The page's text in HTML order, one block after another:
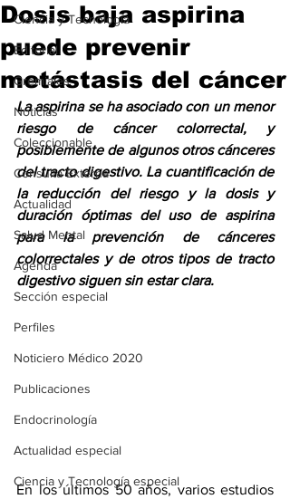
Ciencia y Tecnología
Editorial
Gremiales
Noticias
Coleccionable
Consulta Externa
Actualidad
Salud Mental
Agenda
Sección especial
Perfiles
Noticiero Médico 2020
Publicaciones
Endocrinología
Actualidad especial
Ciencia y Tecnología especial
Dosis baja aspirina
puede prevenir
metástasis del cáncer
La aspirina se ha asociado con un menor
riesgo de cáncer colorrectal, y
posiblemente de algunos otros cánceres
del tracto digestivo. La cuantificación de
la reducción del riesgo y la dosis y
duración óptimas del uso de aspirina
para la prevención de cánceres
colorrectales y de otros tipos de tracto
digestivo siguen sin estar clara.
En los últimos 50 años, varios estudios